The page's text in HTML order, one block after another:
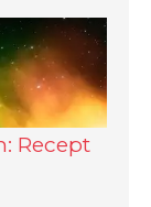
Recept